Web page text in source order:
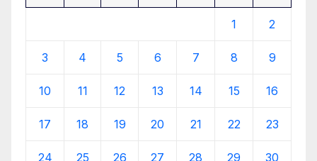
1 2
3 4 5 6 7 8 9
10 11 12 13 14 15 16
17 18 19 20 21 22 23
24 25 26 27 28 29 30